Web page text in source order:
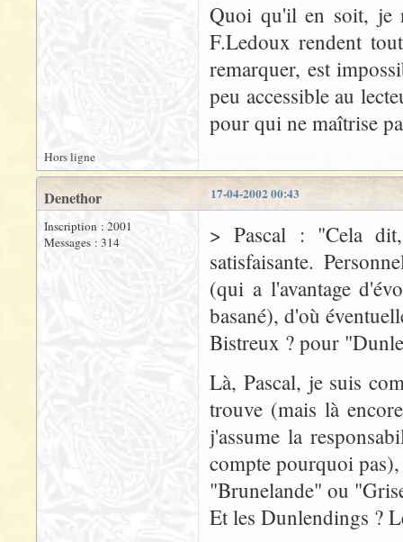
Quoi qu'il en soit, je
F.Ledoux rendent
remarquer, est
peu accessible au
pour qui ne maîtrise
Hors ligne
17-04-2002 00:43
Denethor
Inscription : 2001
Messages : 314
> Pascal : "Cela
satisfaisante.
(qui a l'avantage
basané), d'où
Bistreux ? pour
Là, Pascal, je suis
trouve (mais là
j'assume la
compte pourquoi
"Brunelande" ou
Et les Dunlendings ?